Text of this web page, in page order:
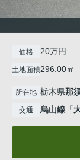
価格 20万円
土地面積296.00㎡
所在地 栃木県那
交通 烏山線 「